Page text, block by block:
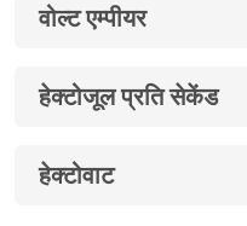
वोल्ट एम्पीयर
हेक्टोजूल प्रति सेकेंड
हेक्टोवाट